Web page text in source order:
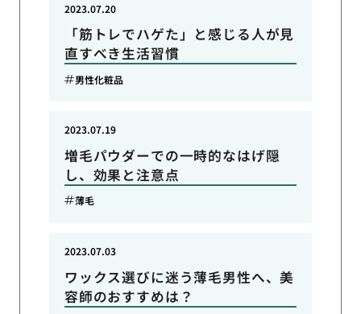
「筋トレでハゲた」と感じる人が見
直すべき生活習慣
2023.07.20
男性化粧品
増毛パウダーでの一時的なはげ隠
し、効果と注意点
2023.07.19
薄毛
ワックス選びに迷う薄毛男性へ、美
容師のおすすめは？
2023.07.03